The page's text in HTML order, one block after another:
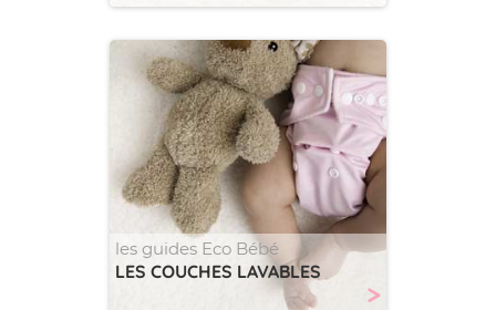
les guides Eco Bébé
LES COUCHES LAVABLES
>